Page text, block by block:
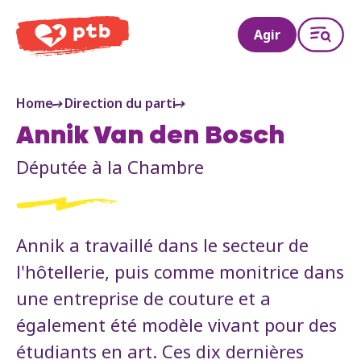
PTB
Agir
Home Direction du parti
Annik Van den Bosch
Députée à la Chambre
Annik a travaillé dans le secteur de
l'hôtellerie, puis comme monitrice dans
une entreprise de couture et a
également été modèle vivant pour des
étudiants en art. Ces dix dernières